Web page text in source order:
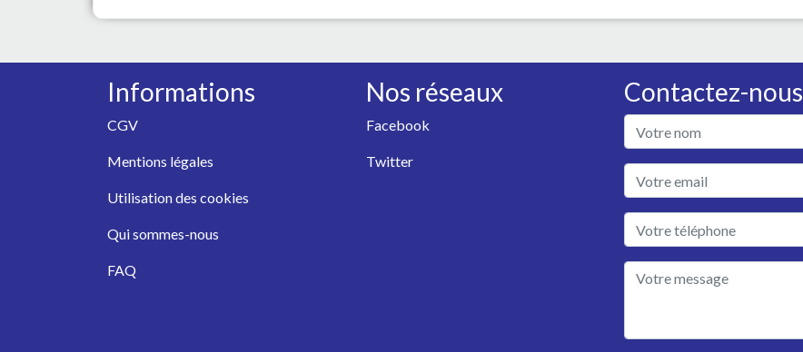
Informations
CGV
Mentions légales
Utilisation des cookies
Qui sommes-nous
FAQ
Nos réseaux
Facebook
Twitter
Contactez-nous